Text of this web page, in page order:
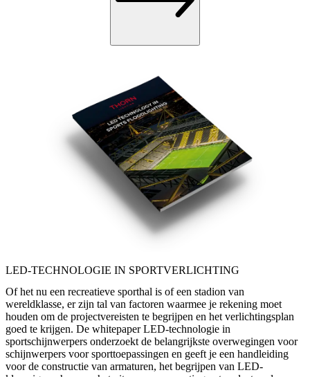
LED-TECHNOLOGIE IN SPORTVERLICHTING
Of het nu een recreatieve sporthal is of een stadion van
wereldklasse, er zijn tal van factoren waarmee je rekening moet
houden om de projectvereisten te begrijpen en het verlichtingsplan
goed te krijgen. De whitepaper LED-technologie in
sportschijnwerpers onderzoekt de belangrijkste overwegingen voor
schijnwerpers voor sporttoepassingen en geeft je een handleiding
voor de constructie van armaturen, het begrijpen van LED-